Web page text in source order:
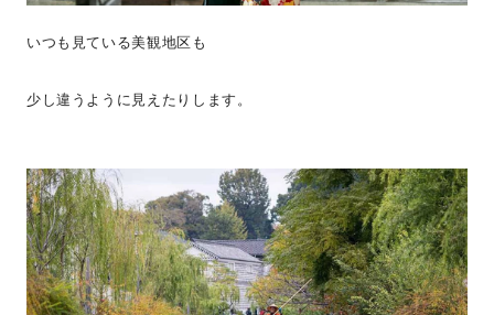
いつも見ている美観地区も
少し違うように見えたりします。